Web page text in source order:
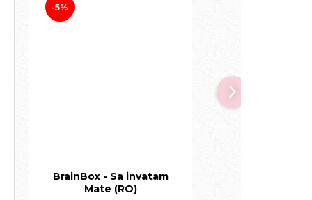
-5%
BrainBox - Sa invatam
Mate (RO)